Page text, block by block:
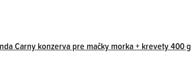
Carny konzerva pre mačky morka + krevety 400 g